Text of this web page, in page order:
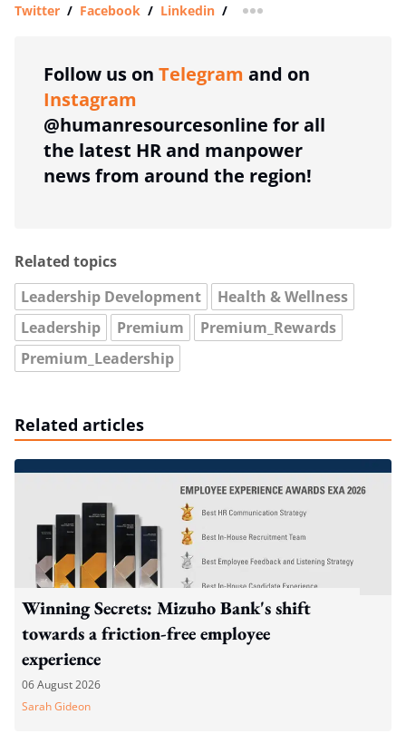
Twitter / Facebook / Linkedin / more sharing option
Follow us on Telegram and on
Instagram
@humanresourcesonline for all
the latest HR and manpower
news from around the region!
Related topics
Leadership Development
Health & Wellness
Leadership
Premium
Premium_Rewards
Premium_Leadership
Related articles
Winning Secrets: Mizuho Bank's shift
towards a friction-free employee
experience
06 August 2026
Sarah Gideon